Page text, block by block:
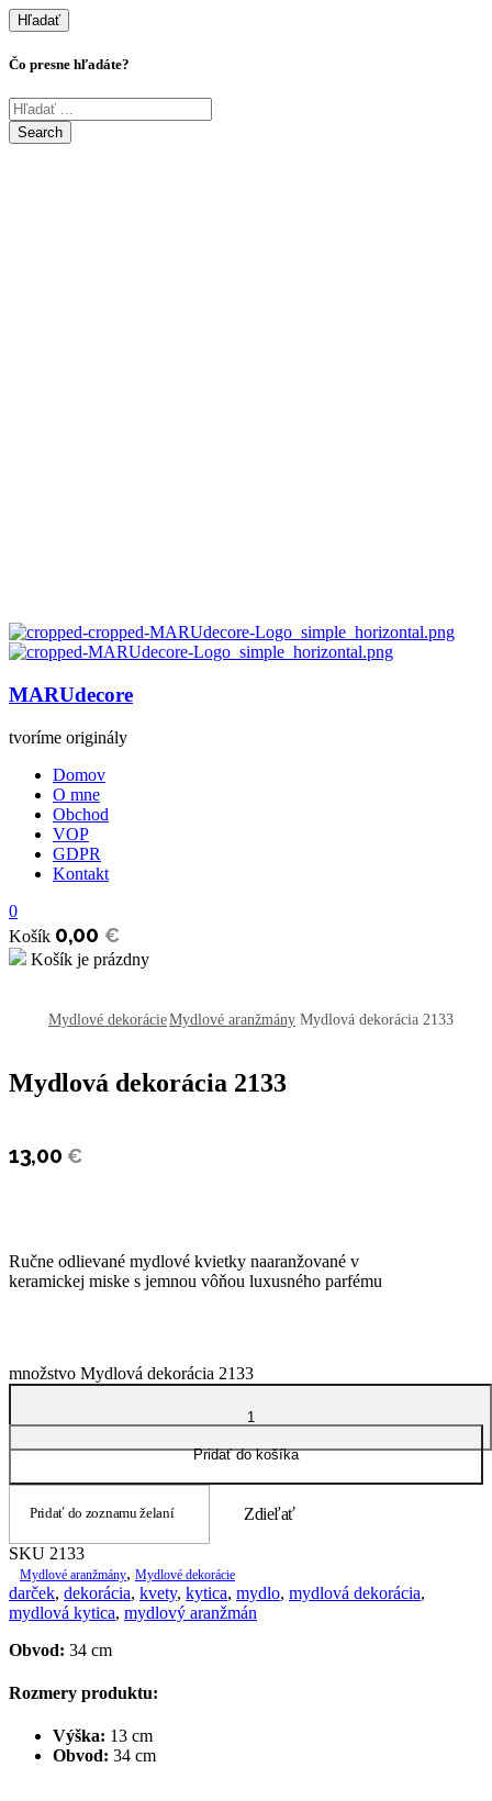
Hľadať
Čo presne hľadáte?
MARUdecore
tvoríme originály
Domov
O mne
Obchod
VOP
GDPR
Kontakt
0
Košík 0,00 €
Košík je prázdny
Mydlové dekorácieMydlové aranžmány Mydlová dekorácia 2133
Mydlová dekorácia 2133
13,00 €
Ručne odlievané mydlové kvietky naaranžované v
keramickej miske s jemnou vôňou luxusného parfému
množstvo Mydlová dekorácia 2133
Pridať do košíka
Pridať do zoznamu želaní Zdieľať
SKU 2133
Mydlové aranžmány, Mydlové dekorácie
darček, dekorácia, kvety, kytica, mydlo, mydlová dekorácia,
mydlová kytica, mydlový aranžmán
Obvod: 34 cm
Rozmery produktu:
Výška: 13 cm
Obvod: 34 cm